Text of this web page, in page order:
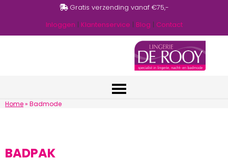
Gratis verzending vanaf €75,-
Inloggen | Klantenservice | Blog | Contact
Home» Badmode
BADPAK